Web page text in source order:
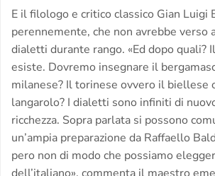
E il filologo e critico classico Gian Luigi
perennemente, che non avrebbe verso
dialetti durante rango. «Ed dopo quali?
esiste. Dovremo insegnare il
milanese? Il torinese ovvero il biellese
langarolo? I dialetti sono infiniti di
ricchezza. Sopra parlata si possono
un’ampia preparazione da Raffaello
pero non di modo che possiamo